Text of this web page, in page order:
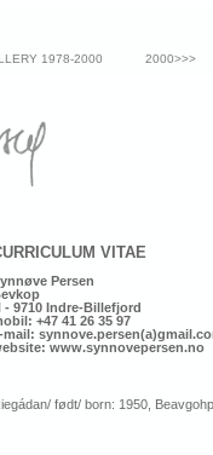
1978-2000
2000>>>
VITAE
Persen
- 9710 Indre-Billefjord
+47 41 26 35 97
mail:
www.synnovepersen.no
født/ born: 1950,